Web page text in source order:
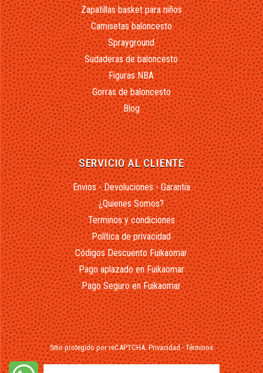
Zapatillas basket para niños
Camisetas baloncesto
Sprayground
Sudaderas de baloncesto
Figuras NBA
Gorras de baloncesto
Blog
SERVICIO AL CLIENTE
Envios - Devoluciones - Garantía
¿Quienes Somos?
Terminos y condiciones
Política de privacidad
Códigos Descuento Fuikaomar
Pago aplazado en Fuikaomar
Pago Seguro en Fuikaomar
Sitio protegido por reCAPTCHA.Privacidad-Términos